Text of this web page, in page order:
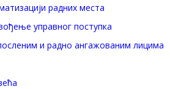
радних места
управног поступка
и радно ангажованим лицима